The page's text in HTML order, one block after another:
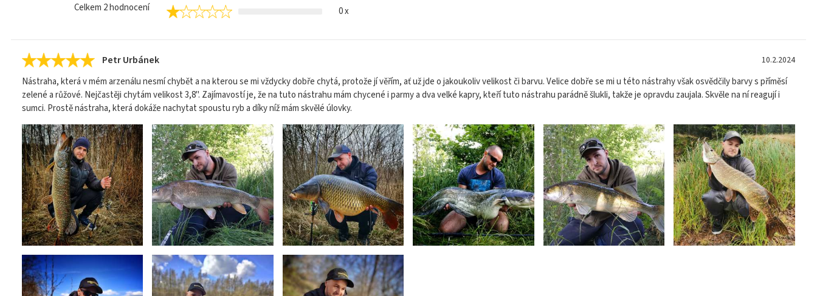
Celkem 2hodnocení
0 x
Petr Urbánek 10.2.2024
Nástraha, která v mém arzenálu nesmí chybět a na kterou se mi vždycky dobře chytá, protože jí věřím, ať už jde o jakoukoliv velikost či barvu. Velice dobře se mi u této nástrahy však osvědčily barvy s příměsí
zelené a růžové. Nejčastěji chytám velikost 3,8". Zajímavostí je, že na tuto nástrahu mám chycené i parmy a dva velké kapry, kteří tuto nástrahu parádně šlukli, takže je opravdu zaujala. Skvěle na ní reagují i
sumci. Prostě nástraha, která dokáže nachytat spoustu ryb a díky níž mám skvělé úlovky.